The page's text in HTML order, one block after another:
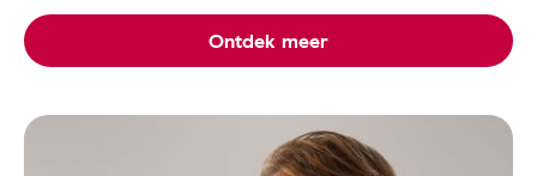
Ontdek meer